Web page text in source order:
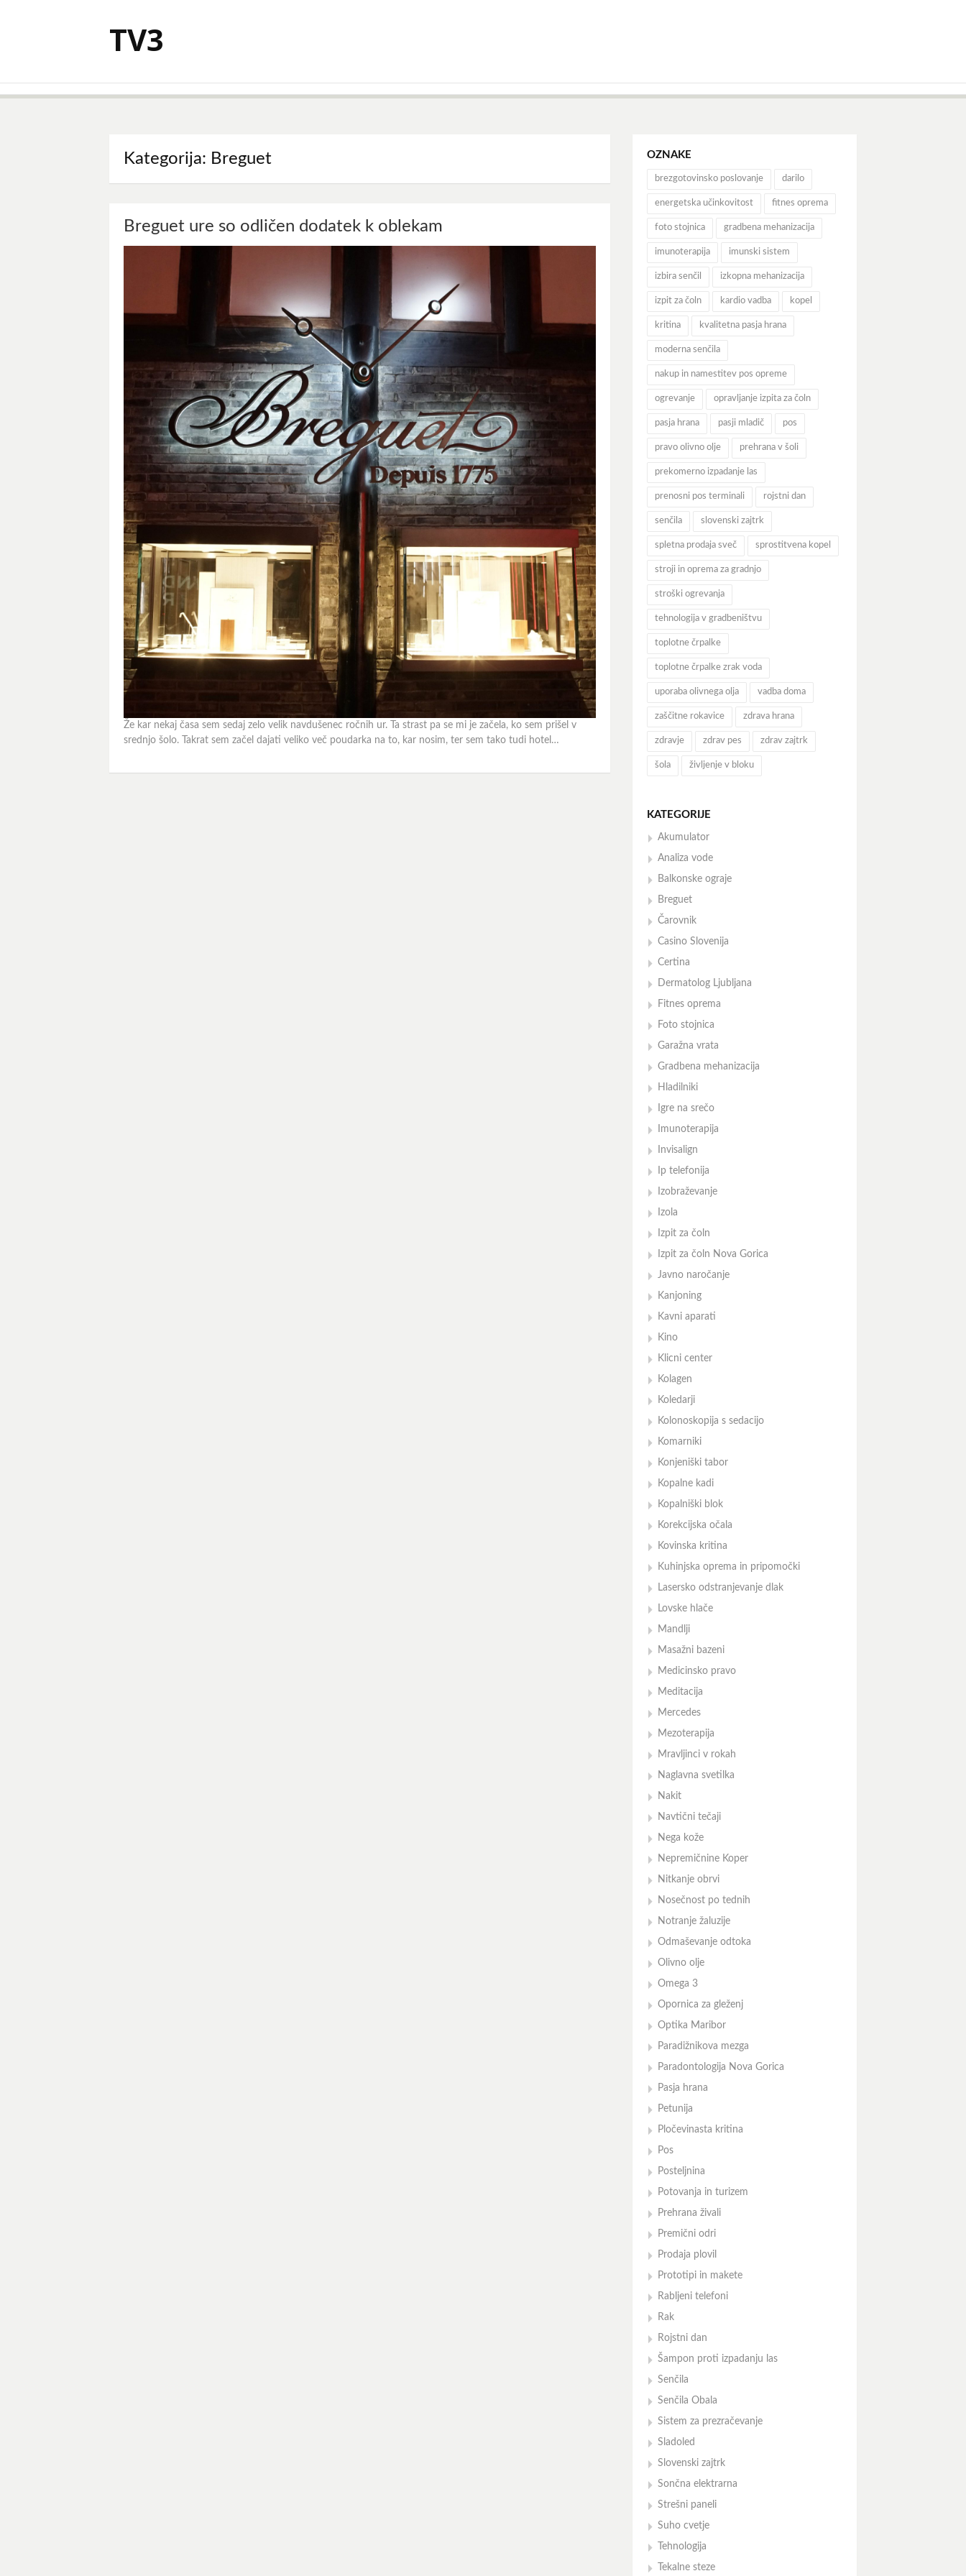
TV3
Kategorija: Breguet
Breguet ure so odličen dodatek k oblekam
Že kar nekaj časa sem sedaj zelo velik navdušenec ročnih ur. Ta strast pa se mi je začela, ko sem prišel v
srednjo šolo. Takrat sem začel dajati veliko več poudarka na to, kar nosim, ter sem tako tudi hotel…
OZNAKE
brezgotovinsko poslovanje darilo
energetska učinkovitost fitnes oprema
foto stojnica gradbena mehanizacija
imunoterapija imunski sistem
izbira senčil izkopna mehanizacija
izpit za čoln kardio vadba kopel
kritina kvalitetna pasja hrana
moderna senčila
nakup in namestitev pos opreme
ogrevanje opravljanje izpita za čoln
pasja hrana pasji mladič pos
pravo olivno olje prehrana v šoli
prekomerno izpadanje las
prenosni pos terminali rojstni dan
senčila slovenski zajtrk
spletna prodaja sveč sprostitvena kopel
stroji in oprema za gradnjo
stroški ogrevanja
tehnologija v gradbeništvu
toplotne črpalke
toplotne črpalke zrak voda
uporaba olivnega olja vadba doma
zaščitne rokavice zdrava hrana
zdravje zdrav pes zdrav zajtrk
šola življenje v bloku
KATEGORIJE
Akumulator
Analiza vode
Balkonske ograje
Breguet
Čarovnik
Casino Slovenija
Certina
Dermatolog Ljubljana
Fitnes oprema
Foto stojnica
Garažna vrata
Gradbena mehanizacija
Hladilniki
Igre na srečo
Imunoterapija
Invisalign
Ip telefonija
Izobraževanje
Izola
Izpit za čoln
Izpit za čoln Nova Gorica
Javno naročanje
Kanjoning
Kavni aparati
Kino
Klicni center
Kolagen
Koledarji
Kolonoskopija s sedacijo
Komarniki
Konjeniški tabor
Kopalne kadi
Kopalniški blok
Korekcijska očala
Kovinska kritina
Kuhinjska oprema in pripomočki
Lasersko odstranjevanje dlak
Lovske hlače
Mandlji
Masažni bazeni
Medicinsko pravo
Meditacija
Mercedes
Mezoterapija
Mravljinci v rokah
Naglavna svetilka
Nakit
Navtični tečaji
Nega kože
Nepremičnine Koper
Nitkanje obrvi
Nosečnost po tednih
Notranje žaluzije
Odmaševanje odtoka
Olivno olje
Omega 3
Opornica za gleženj
Optika Maribor
Paradižnikova mezga
Paradontologija Nova Gorica
Pasja hrana
Petunija
Pločevinasta kritina
Pos
Posteljnina
Potovanja in turizem
Prehrana živali
Premični odri
Prodaja plovil
Prototipi in makete
Rabljeni telefoni
Rak
Rojstni dan
Šampon proti izpadanju las
Senčila
Senčila Obala
Sistem za prezračevanje
Sladoled
Slovenski zajtrk
Sončna elektrarna
Strešni paneli
Suho cvetje
Tehnologija
Tekalne steze